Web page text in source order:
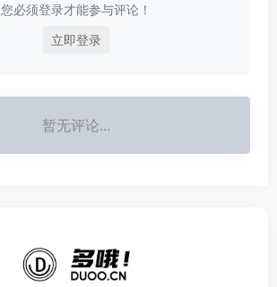
您必须登录才能参与评论！
立即登录
暂无评论...